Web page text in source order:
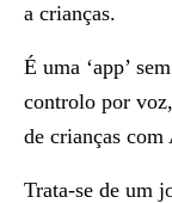
a crianças.
É uma ‘app’
controlo por
de crianças
Trata-se de um